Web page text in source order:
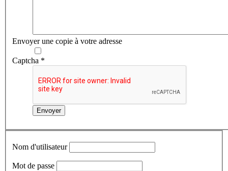
Envoyer une copie à votre adresse
Captcha *
Envoyer
Nom d'utilisateur
Mot de passe